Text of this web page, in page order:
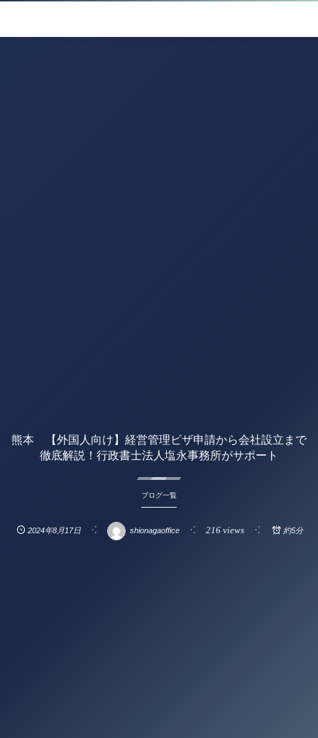
熊本 【外国人向け】経営管理ビザ申請から会社設立まで
徹底解説！行政書士法人塩永事務所がサポート
ブログ一覧
2024年8月17日 shionagaoffice 216 views 約5分